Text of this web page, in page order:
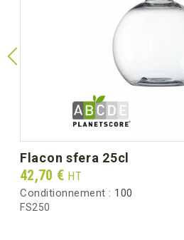
flacon sfera 25cl
Prix
42,70 € HT
Conditionnement : 100
FS250